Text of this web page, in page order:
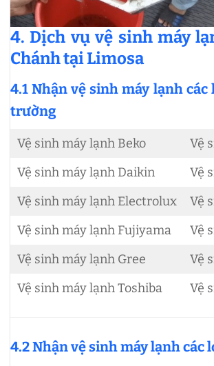
4. Dịch vụ vệ sinh máy
Chánh tại Limosa
4.1 Nhận vệ sinh máy lạnh
trường
Vệ sinh máy lạnh Beko
Vệ
Vệ sinh máy lạnh Daikin
Vệ
Vệ sinh máy lạnh Electrolux
Vệ
Vệ sinh máy lạnh Fujiyama
Vệ
Vệ sinh máy lạnh Gree
Vệ
Vệ sinh máy lạnh Toshiba
Vệ
4.2 Nhận vệ sinh máy lạnh các